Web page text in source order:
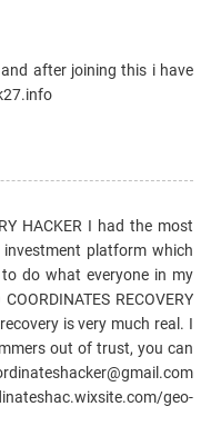
after joining this i have
HACKER I had the most
platform which
do what everyone in my
RECOVERY
is very much real. I
out of trust, you can
geo-